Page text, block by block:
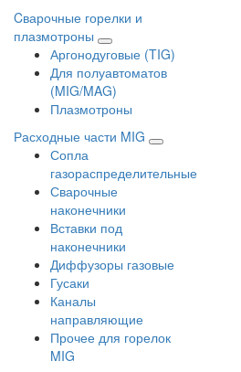
Cварочные горелки и
плазмотроны
Аргонодуговые (TIG)
Для полуавтоматов
(MIG/MAG)
Плазмотроны
Расходные части MIG
Сопла
газораспределительные
Сварочные
наконечники
Вставки под
наконечники
Диффузоры газовые
Гусаки
Каналы
направляющие
Прочее для горелок
MIG